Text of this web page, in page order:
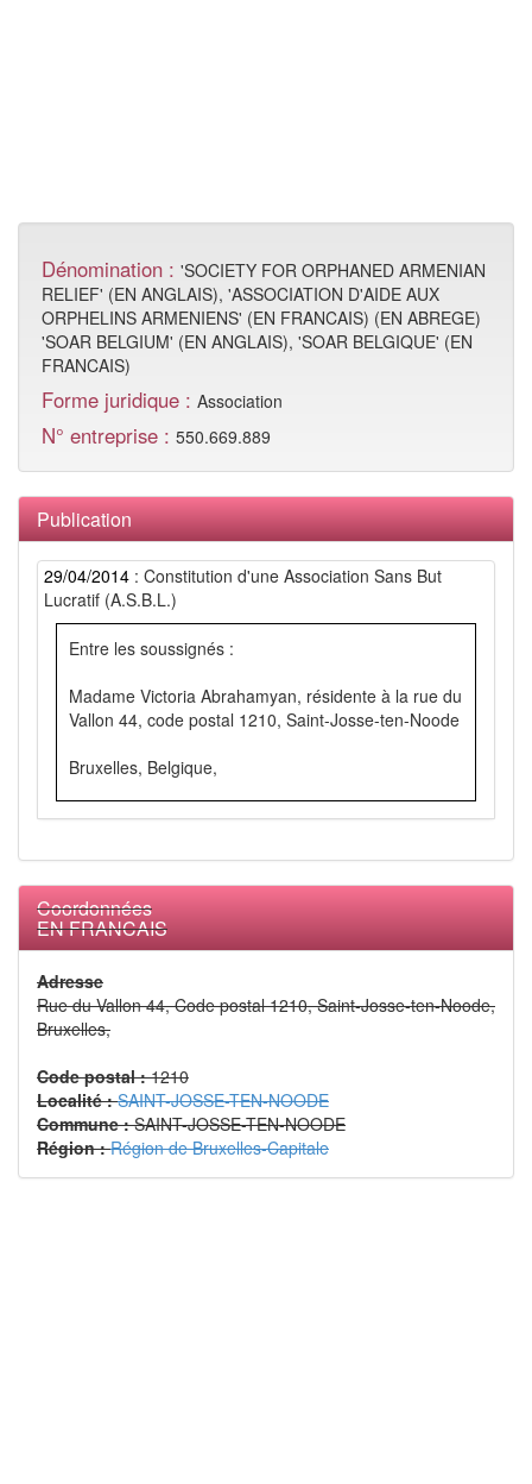
Dénomination : 'SOCIETY FOR ORPHANED ARMENIAN
RELIEF' (EN ANGLAIS), 'ASSOCIATION D'AIDE AUX
ORPHELINS ARMENIENS' (EN FRANCAIS) (EN ABREGE)
'SOAR BELGIUM' (EN ANGLAIS), 'SOAR BELGIQUE' (EN
FRANCAIS)
Forme juridique : Association
N° entreprise : 550.669.889
Publication
29/04/2014 : Constitution d'une Association Sans But
Lucratif (A.S.B.L.)
Entre les soussignés :
Madame Victoria Abrahamyan, résidente à la rue du
Vallon 44, code postal 1210, Saint-Josse-ten-Noode
Bruxelles, Belgique,
Monsieur Joachim Berney, résident à la rue du
Bruxelles, Belgique,
Madame Marine Ejuryan, résidente â la rue Franklin
126A, code postal 1000, Bruxelles, Belgique,
Qui déclarent constituer entre eux une association
sans but lucratif (A.S.B.L.), ci-après dénommée «
vingt-sept juin mil neuf cent vingt et un sur les
associations sans but lucratif, les associations
internationales sans but lucratif et les fondations,
modifiée par la ioi du deux mai deux mil deux ainsi
que ses arrêtés d'exécution, ci-après dénommée «
Coordonnées
EN FRANCAIS
Adresse
Rue du Vallon 44, Code postal 1210, Saint-Josse-ten-Noode,
Bruxelles,
Code postal :1210
Localité :SAINT-JOSSE-TEN-NOODE
Commune :SAINT-JOSSE-TEN-NOODE
Région :Région de Bruxelles-Capitale